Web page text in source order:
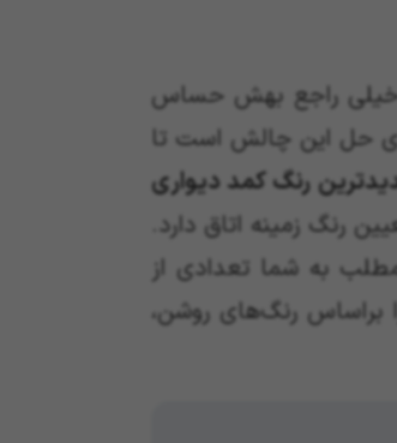
خیلی راجع بهش حساس
حل این چالش است تا
رنگ کمد دیواری
رنگ زمینه اتاق دارد.
به شما تعدادی از
براساس رنگ‌های روشن،